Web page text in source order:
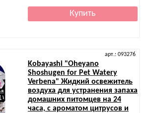
арт.: 093276
Kobayashi"Oheyano
Shoshugen for Pet Watery
Verbena" Жидкий освежитель
воздуха для устранения запаха
домашних питомцев на 24
часа, с ароматом цитрусов и